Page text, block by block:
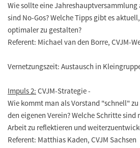
Wie sollte eine Jahreshauptversammlung
sind No-Gos? Welche Tipps gibt es
optimaler zu gestalten?
Referent: Michael van den Borre, CVJM-
Vernetzungszeit: Austausch in
Impuls 2: CVJM-Strategie -
Wie kommt man als Vorstand "schnell"
den eigenen Verein? Welche Schritte
Arbeit zu reflektieren und
Referent: Matthias Kaden, CVJM Sachsen